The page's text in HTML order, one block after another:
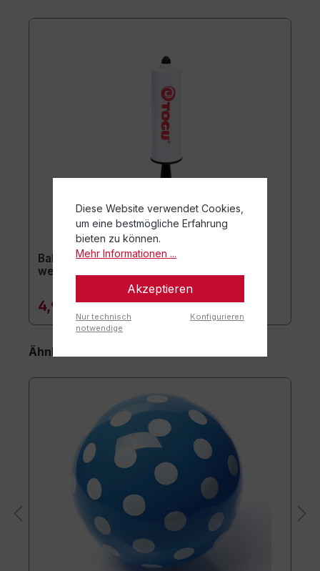
Ballpumpe mit Kunststoffnippel ca. 15 cm /
weiß
4,90 €*
Ähnliche Artikel
Diese Website verwendet Cookies,
um eine bestmögliche Erfahrung
bieten zu können.
Mehr Informationen ...
Akzeptieren
Nur technisch
notwendige
Konfigurieren